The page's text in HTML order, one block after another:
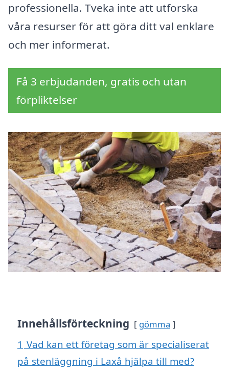
professionella. Tveka inte att utforska
våra resurser för att göra ditt val enklare
och mer informerat.
Få 3 erbjudanden, gratis och utan
förpliktelser
Innehållsförteckning gömma
1 Vad kan ett företag som är specialiserat
på stenläggning i Laxå hjälpa till med?